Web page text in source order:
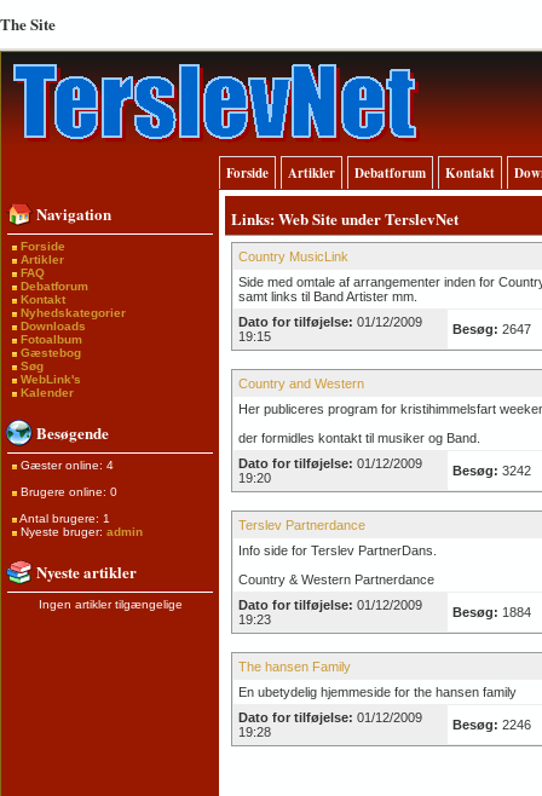
The Site
Forside Artikler Debatforum Kontakt
Navigation
Forside
Artikler
FAQ
Debatforum
Kontakt
Nyhedskategorier
Downloads
Fotoalbum
Gæstebog
Søg
WebLink's
Kalender
Besøgende
Gæster online: 4
Brugere online: 0
Antal brugere: 1
Nyeste bruger: admin
Nyeste artikler
Ingen artikler tilgængelige
Links: Web Site under TerslevNet
Country MusicLink
Side med omtale af arrangementer inden for
samt links til Band Artister mm.
Dato for tilføjelse: 01/12/2009
19:15
Besøg: 2647
Country and Western
Her publiceres program for kristihimmelsfart
der formidles kontakt til musiker og Band.
Dato for tilføjelse: 01/12/2009
19:20
Besøg: 3242
Terslev Partnerdance
Info side for Terslev PartnerDans.
Country & Western Partnerdance
Dato for tilføjelse: 01/12/2009
19:23
Besøg: 1884
The hansen Family
En ubetydelig hjemmeside for the hansen family
Dato for tilføjelse: 01/12/2009
19:28
Besøg: 2246